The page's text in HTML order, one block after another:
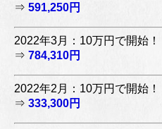
⇒ 591,250円
2022年3月：10万円で開始！
⇒ 784,310円
2022年2月：10万円で開始！
⇒ 333,300円